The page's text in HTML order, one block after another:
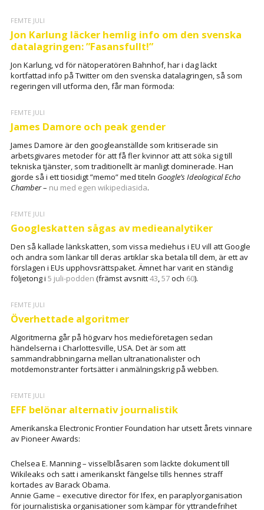
FEMTE JULI
Jon Karlung läcker hemlig info om den svenska
datalagringen: ”Fasansfullt!”
Jon Karlung, vd för nätoperatören Bahnhof, har i dag läckt
kortfattad info på Twitter om den svenska datalagringen, så som
regeringen vill utforma den, får man förmoda:
FEMTE JULI
James Damore och peak gender
James Damore är den googleanställde som kritiserade sin
arbetsgivares metoder för att få fler kvinnor att att söka sig till
tekniska tjänster, som traditionellt är manligt dominerade. Han
gjorde så i ett tiosidigt ”memo” med titeln Google’s Ideological Echo
Chamber– nu med egen wikipediasida.
FEMTE JULI
Googleskatten sågas av medieanalytiker
Den så kallade länkskatten, som vissa mediehus i EU vill att Google
och andra som länkar till deras artiklar ska betala till dem, är ett av
förslagen i EUs upphovsrättspaket. Ämnet har varit en ständig
följetong i 5 juli-podden (främst avsnitt43,57och 60).
FEMTE JULI
Överhettade algoritmer
Algoritmerna går på högvarv hos medieföretagen sedan
händelserna i Charlottesville, USA. Det är som att
sammandrabbningarna mellan ultranationalister och
motdemonstranter fortsätter i anmälningskrig på webben.
FEMTE JULI
EFF belönar alternativ journalistik
Amerikanska Electronic Frontier Foundation har utsett årets vinnare
av Pioneer Awards:
Chelsea E. Manning – visselblåsaren som läckte dokument till
Wikileaks och satt i amerikanskt fängelse tills hennes straff
kortades av Barack Obama.
Annie Game – executive director för Ifex, en paraplyorganisation
för journalistiska organisationer som kämpar för yttrandefrihet